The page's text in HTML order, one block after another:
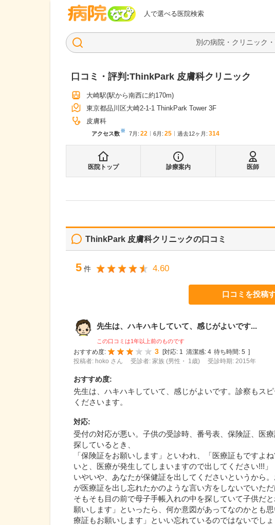
人で選べる医院検索
病院なび
口コミ・評判:ThinkPark 皮膚科クリニック
大崎駅(駅から南西に約170m)
東京都品川区大崎2-1-1 ThinkPark Tower 3F
皮膚科
アクセス数※ 7月 : 22 6月 : 25 過去12ヶ月: 314
医院トップ 診療案内 医師
ThinkPark 皮膚科クリニックの口コミ
5 件 4.60
口コミを投稿
先生は、ハキハキしていて、感じがよいです...
この口コミは1年以上前のものです
おすすめ度:
3 [対応: 1 清潔感: 4 待ち時間: 5 ]
投稿者: hoko さん
受診者: 家族 (男性・ 1歳) 受診時期: 2015年
おすすめ度:
先生は、ハキハキしていて、感じがよいです。診察もス
くださいます。
対応:
受付の対応が悪い。子供の受診時、番号表、保険証、医
探しているとき、
「保険証をお願いします」といわれ、「医療証もですよ
いと、医療が発生してしまいますので出してください!!!」
いやいや、あなたが保健証を出してくださいというから
が医療証を出し忘れたかのような言い方をしないでいた
そもそも目の前で母子手帳入れの中を探していて子供だ
願いします」といったら、何か意図があってなのかとも
療証もお願いします」といい忘れているのではないでし